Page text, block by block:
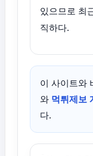
있으므로 최
직하다.
이 사이트와
와 먹튀제보
다.